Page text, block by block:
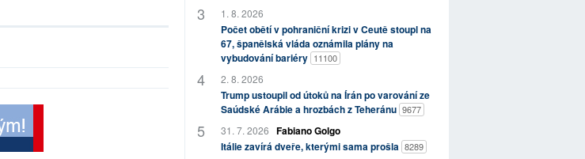
1. 8. 2026
Počet obětí v pohraniční krizi v Ceutě stoupl na
67, španělská vláda oznámila plány na
vybudování bariéry 11100
2. 8. 2026
Trump ustoupil od útoků na Írán po varování ze
Saúdské Arábie a hrozbách z Teheránu 9677
31. 7. 2026 Fabiano Golgo
Itálie zavírá dveře, kterými sama prošla 8289